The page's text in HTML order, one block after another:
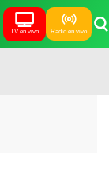
TV en vivo Radio en vivo